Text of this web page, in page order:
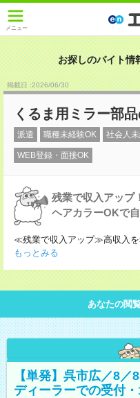
メニュー
お探しのバイト情
掲載日 :2026/06/30
くるま用ミラー部
派遣 職種未経験OK 社会人
WEB登録・面接OK
残業で収入アップ！
ヘアカラーOKで
≪残業で収入アップ≫高収入を
もっとみる
あなたの閲
【単発】呉市広／8
ディーラーでの受付